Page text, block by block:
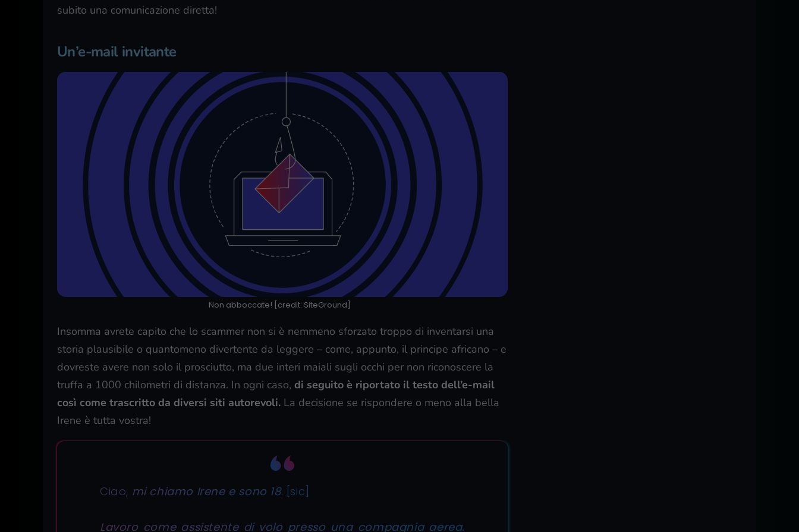
subito una comunicazione diretta!
Un’e-mail invitante
Non abboccate! [credit: SiteGround]
Insomma avrete capito che lo scammer non si è nemmeno sforzato troppo di inventarsi una
storia plausibile o quantomeno divertente da leggere – come, appunto, il principe africano – e
dovreste avere non solo il prosciutto, ma due interi maiali sugli occhi per non riconoscere la
truffa a 1000 chilometri di distanza. In ogni caso, di seguito è riportato il testo dell’e-mail
così come trascritto da diversi siti autorevoli. La decisione se rispondere o meno alla bella
Irene è tutta vostra!
Ciao, mi chiamo Irene e sono 18. [sic]
Lavoro come assistente di volo presso una compagnia aerea.